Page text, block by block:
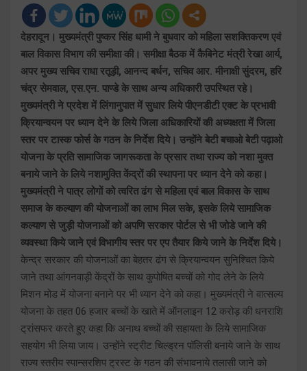
देहरादून। मुख्यमंत्री पुष्कर सिंह धामी ने बुधवार को महिला सशक्तिकरण एवं
बाल विकास विभाग की समीक्षा की। समीक्षा बैठक में कैबिनेट मंत्री रेखा आर्य,
अपर मुख्य सचिव राधा रतूड़ी, आनन्द बर्धन, सचिव आर. मीनाक्षी सुंदरम, हरि
चंद्र सेमवाल, एस.एन. पाण्डे के साथ अन्य अधिकारी उपस्थित रहे।
मुख्यमंत्री ने प्रदेश में लिंगानुपात में सुधार लिये पीएनडीटी एक्ट के प्रभावी
क्रियान्वयन पर ध्यान देने के लिये जिला अधिकारियों की अध्यक्षता में जिला
स्तर पर टास्क फोर्स के गठन के निर्देश दिये। उन्होंने बेटी बचाओ बेटी पढ़ाओ
योजना के प्रति सामाजिक जागरूकता के प्रसार तथा राज्य को नशा मुक्त
बनाये जाने के लिये नशामुक्ति केंद्रों की स्थापना पर ध्यान देने को कहा।
मुख्यमंत्री ने पात्र लोगों को त्वरित ढंग से महिला एवं बाल विकास के साथ
समाज के कल्याण की योजनाओं का लाभ मिल सके, इसके लिये सामाजिक
कल्याण से जुड़ी योजनाओं को अपणि सरकार पोर्टल से भी जोडे जाने की
व्यवस्था किये जाने एवं विभागीय स्तर पर एप तैयार किये जाने के निर्देश दिये।
केन्द्र सरकार की योजनाओं का बेहतर ढंग से क्रियान्वयन सुनिश्चित किये
जाने तथा आंगनवाड़ी केंद्रों के साथ कुपोषित बच्चों को गोद लेने के लिये
मिशन मोड में योजना बनाने पर भी ध्यान देने को कहा। मुख्यमंत्री ने वात्सल्य
योजना के तहत 06 हजार बच्चों के खाते में ऑनलाइन 12 करोड़ की धनराशि
ट्रांसफर करते हुए कहा कि अनाथ बच्चों की सहायता के लिये सामाजिक
सहयोग भी लिया जाय। उन्होंने स्ट्रीट चिल्ड्रन पॉलिसी बनाये जाने के साथ
राज्य स्तरीय स्पान्सरशिप ट्रस्ट के गठन की संभावनाये तलासी जाने को